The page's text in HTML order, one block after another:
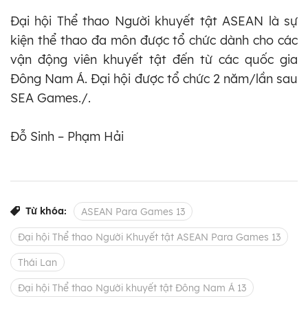
Đại hội Thể thao Người khuyết tật ASEAN là sự
kiện thể thao đa môn được tổ chức dành cho các
vận động viên khuyết tật đến từ các quốc gia
Đông Nam Á. Đại hội được tổ chức 2 năm/lần sau
SEA Games./.
Đỗ Sinh – Phạm Hải
Từ khóa: ASEAN Para Games 13
Đại hội Thể thao Người Khuyết tật ASEAN Para Games 13
Thái Lan
Đại hội Thể thao Người khuyết tật Đông Nam Á 13